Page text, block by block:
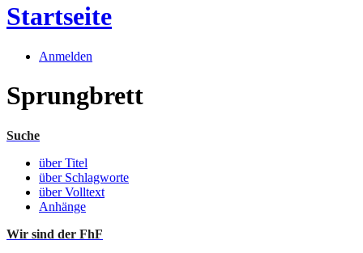
Startseite
Anmelden
Sprungbrett
Suche
über Titel
über Schlagworte
über Volltext
Anhänge
Wir sind der FhF